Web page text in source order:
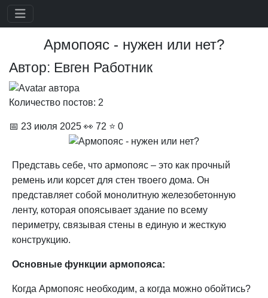
Армопояс - нужен или нет?
Автор: Евген Работник
Количество постов: 2
📅 23 июля 2025 👀 72 ⭐ 0
Представь себе, что армопояс – это как прочный
ремень или корсет для стен твоего дома. Он
представляет собой монолитную железобетонную
ленту, которая опоясывает здание по всему
периметру, связывая стены в единую и жесткую
конструкцию.
Основные функции армопояса:
Когда Армопояс необходим, а когда можно обойтись?